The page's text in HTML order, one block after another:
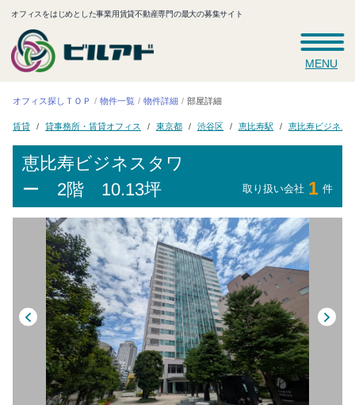
オフィスをはじめとした事業用賃貸不動産専門の最大の募集サイト
MENU
オフィス探しＴＯＰ 物件一覧 物件詳細 部屋詳細
賃貸 貸事務所・賃貸オフィス 東京都 渋谷区 恵比寿駅 恵比寿ビジネス
恵比寿ビジネスタワ
ー 2階 10.13坪 取り扱い会社 1 件